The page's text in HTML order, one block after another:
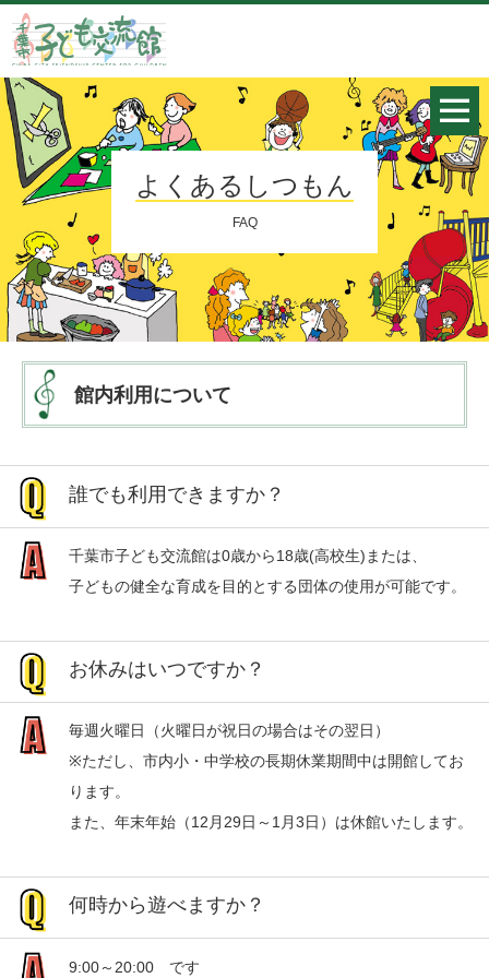
よくあるしつもん
FAQ
館内利用について
誰でも利用できますか？
千葉市子ども交流館は0歳から18歳(高校生)または、
子どもの健全な育成を目的とする団体の使用が可能です。
お休みはいつですか？
毎週火曜日（火曜日が祝日の場合はその翌日）
※ただし、市内小・中学校の長期休業期間中は開館してお
ります。
また、年末年始（12月29日～1月3日）は休館いたします。
何時から遊べますか？
9:00～20:00 です